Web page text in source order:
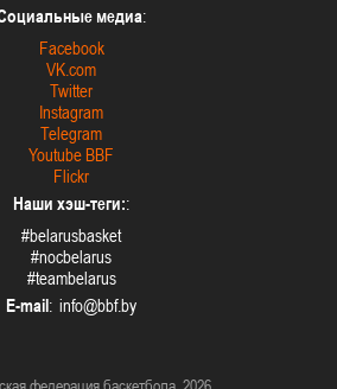
медиа:
Facebook
VK.com
Twitter
Instagram
Telegram
Youtube BBF
Flickr
Наши хэш-теги::
#belarusbasket
#nocbelarus
#teambelarus
E-mail: